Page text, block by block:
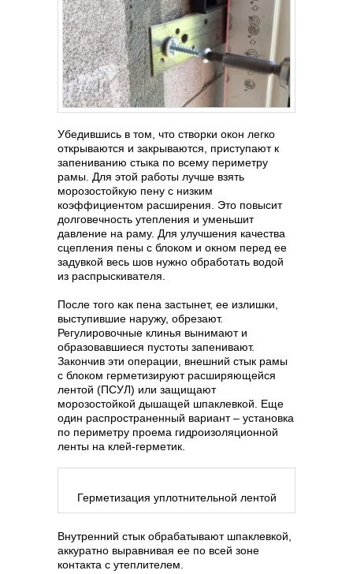
Убедившись в том, что створки окон легко
открываются и закрываются, приступают к
запениванию стыка по всему периметру
рамы. Для этой работы лучше взять
морозостойкую пену с низким
коэффициентом расширения. Это повысит
долговечность утепления и уменьшит
давление на раму. Для улучшения качества
сцепления пены с блоком и окном перед ее
задувкой весь шов нужно обработать водой
из распрыскивателя.
После того как пена застынет, ее излишки,
выступившие наружу, обрезают.
Регулировочные клинья вынимают и
образовавшиеся пустоты запенивают.
Закончив эти операции, внешний стык рамы
с блоком герметизируют расширяющейся
лентой (ПСУЛ) или защищают
морозостойкой дышащей шпаклевкой. Еще
один распространенный вариант – установка
по периметру проема гидроизоляционной
ленты на клей-герметик.
Герметизация уплотнительной лентой
Внутренний стык обрабатывают шпаклевкой,
аккуратно выравнивая ее по всей зоне
контакта с утеплителем.